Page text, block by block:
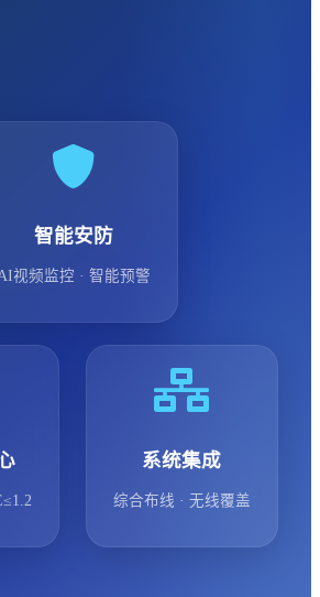
智能安防
视频监控 · 智能预警
系统集成
综合布线 · 无线覆盖